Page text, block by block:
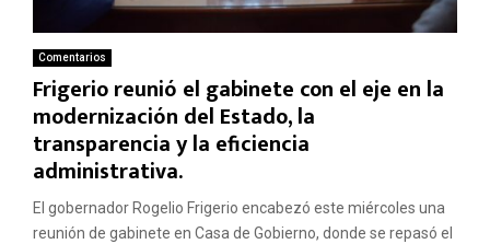
Comentarios
Frigerio reunió el gabinete con el eje en la
modernización del Estado, la
transparencia y la eficiencia
administrativa.
El gobernador Rogelio Frigerio encabezó este miércoles una
reunión de gabinete en Casa de Gobierno, donde se repasó el